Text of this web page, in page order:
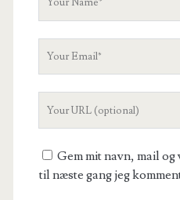
Gem mit navn, mail
til næste gang jeg